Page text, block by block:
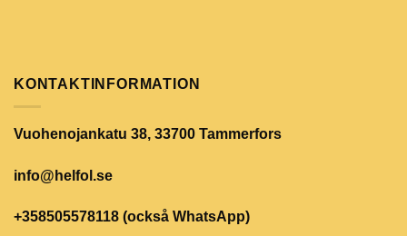
KONTAKTINFORMATION
Vuohenojankatu 38, 33700 Tammerfors
info@helfol.se
+358505578118 (också WhatsApp)